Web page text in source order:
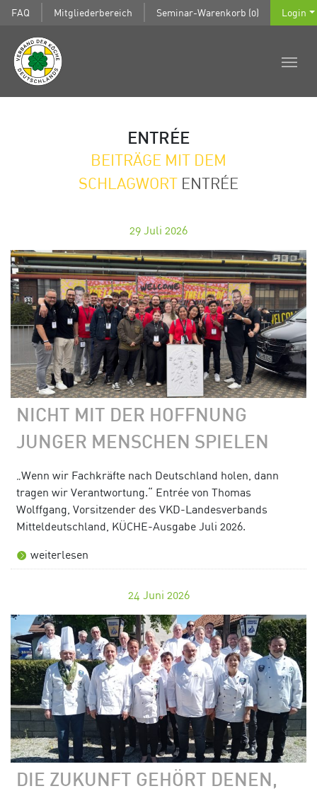
FAQ Mitgliederbereich Seminar-Warenkorb (0) Login
ENTRÉE
BEITRÄGE MIT DEM
SCHLAGWORT ENTRÉE
29 Juli 2026
NICHT MIT DER HOFFNUNG
JUNGER MENSCHEN SPIELEN
„Wenn wir Fachkräfte nach Deutschland holen, dann
tragen wir Verantwortung.“ Entrée von Thomas
Wolffgang, Vorsitzender des VKD-Landesverbands
Mitteldeutschland, KÜCHE-Ausgabe Juli 2026.
weiterlesen
24 Juni 2026
DIE ZUKUNFT GEHÖRT DENEN,